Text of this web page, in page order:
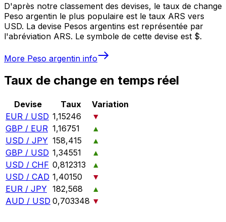
D'après notre classement des devises, le taux de change
Peso argentin le plus populaire est le taux ARS vers
USD. La devise Pesos argentins est représentée par
l'abréviation ARS. Le symbole de cette devise est $.
More Peso argentin info
Taux de change en temps réel
Devise Taux
Variation
EUR / USD 1,15246
▼
GBP / EUR 1,16751
▲
USD / JPY 158,415
▲
GBP / USD 1,34551
▲
USD / CHF 0,812313
▲
USD / CAD 1,40150
▼
EUR / JPY 182,568
▲
AUD / USD 0,703348 ▼